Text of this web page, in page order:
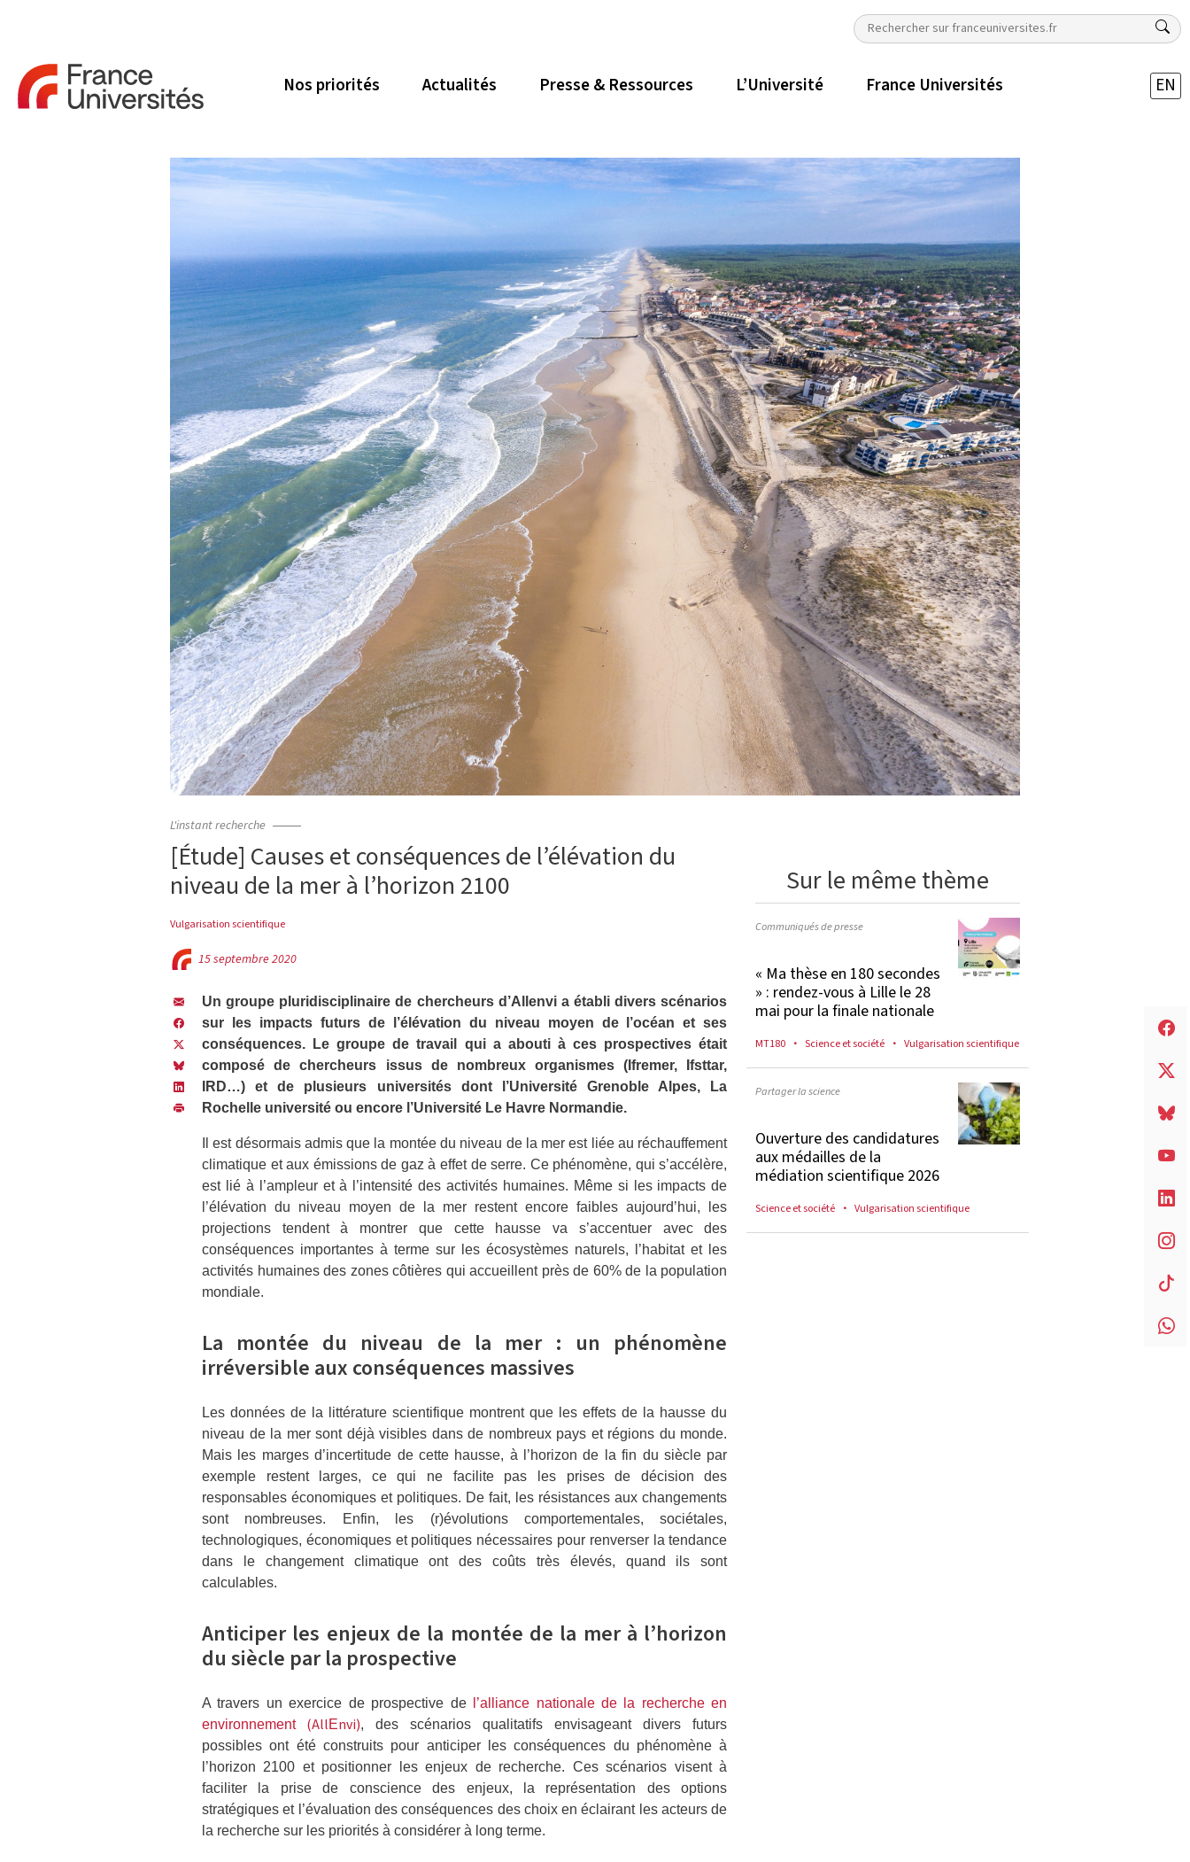
Nos priorités Actualités Presse & Ressources L’Université France Universités EN
L'instant recherche
[Étude] Causes et conséquences de l’élévation du
niveau de la mer à l’horizon 2100
Vulgarisation scientifique
15 septembre 2020
Un groupe pluridisciplinaire de chercheurs d’Allenvi a établi diversscénarios
sur les impacts futurs de l’élévation du niveau moyen de l’océan et ses
conséquences. Le groupe de travail qui a abouti à ces prospectives était
composé de chercheurs issus de nombreux organismes (Ifremer, Ifsttar,
IRD…) et de plusieurs universités dont l’Université Grenoble Alpes, La
Rochelle université ou encore l’Université Le Havre Normandie.
Il est désormais admis que la montée du niveau de la mer est liée au réchauffement
climatique et aux émissions de gaz à effet de serre. Ce phénomène, qui s’accélère,
est lié à l’ampleur et à l’intensité des activités humaines. Même si les impacts de
l’élévation du niveau moyen de la mer restent encore faibles aujourd’hui, les
projections tendent à montrer que cette hausse va s’accentuer avec des
conséquences importantes à terme sur les écosystèmes naturels, l’habitat et les
activités humaines des zones côtières qui accueillent près de 60% de la population
mondiale.
La montée du niveau de la mer : un phénomène
irréversible aux conséquences massives
Les données de la littérature scientifique montrent que les effets de la hausse du
niveau de la mer sont déjà visibles dans de nombreux pays et régions du monde.
Mais les marges d’incertitude de cette hausse, à l’horizon de la fin du siècle par
exemple restent larges, ce qui ne facilite pas les prises de décision des
responsables économiques et politiques. De fait, les résistances aux changements
sont nombreuses. Enfin, les (r)évolutions comportementales, sociétales,
technologiques, économiques et politiques nécessaires pour renverser la tendance
dans le changement climatique ont des coûts très élevés, quand ils sont
calculables.
Anticiper les enjeux de la montée de la mer à l’horizon
du siècle par la prospective
A travers un exercice de prospective de
l’alliance nationale de la recherche en
environnement(AllEnvi), des scénarios qualitatifs envisageant divers futurs
possibles ont été construits pour anticiper les conséquences du phénomène à
l’horizon 2100 et positionner les enjeux de recherche. Ces scénarios visent à
faciliter la prise de conscience des enjeux, la représentation des options
stratégiques et l’évaluation des conséquences des choix en éclairant les acteurs de
la recherche sur les priorités à considérer à long terme.
Sur le même thème
Communiqués de presse
« Ma thèse en 180 secondes
» : rendez-vous à Lille le 28
mai pour la finale nationale
MT180 Science et société Vulgarisation scientifique
Partager la science
Ouverture des candidatures
aux médailles de la
médiation scientifique 2026
Science et société Vulgarisation scientifique